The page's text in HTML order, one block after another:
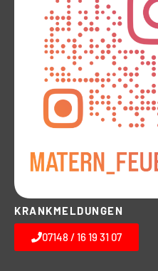
KRANKMELDUNGEN
07148 / 16 19 31 07